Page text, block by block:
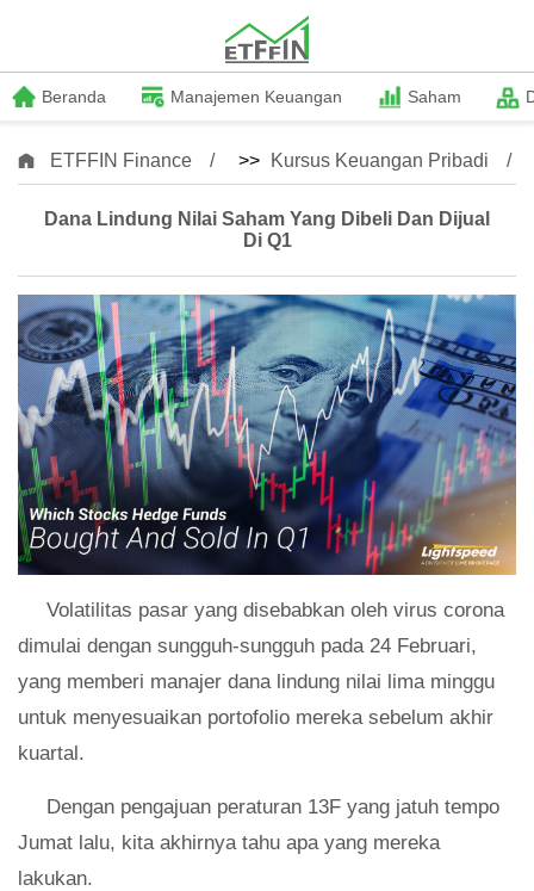
Beranda Manajemen Keuangan Saham
ETFFIN Finance >> Kursus Keuangan Pribadi
Dana Lindung Nilai Saham Yang Dibeli Dan Dijual
Di Q1
Volatilitas pasar yang disebabkan oleh virus corona
dimulai dengan sungguh-sungguh pada 24 Februari,
yang memberi manajer dana lindung nilai lima minggu
untuk menyesuaikan portofolio mereka sebelum akhir
kuartal.
Dengan pengajuan peraturan 13F yang jatuh tempo
Jumat lalu, kita akhirnya tahu apa yang mereka
lakukan.